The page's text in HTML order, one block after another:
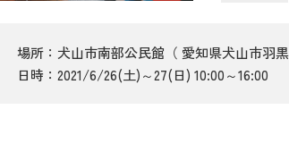
場所：犬山市南部公民館（ 愛知県犬山市羽黒
日時：2021/6/26(土)～27(日) 10:00～16:00